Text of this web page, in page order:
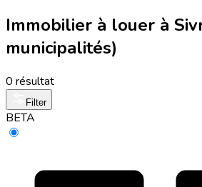
Immobilier à louer à
municipalités)
0 résultat
Filter
BETA